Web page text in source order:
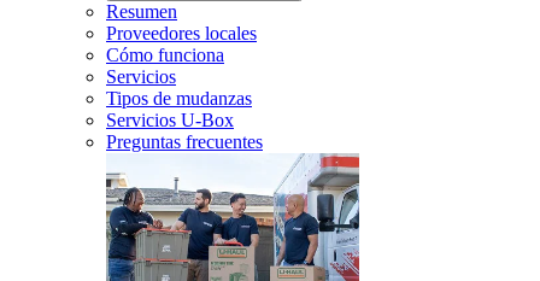
Resumen
Proveedores locales
Cómo funciona
Servicios
Tipos de mudanzas
Servicios U-Box
Preguntas frecuentes